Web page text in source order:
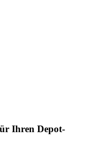
Ihren Depot-